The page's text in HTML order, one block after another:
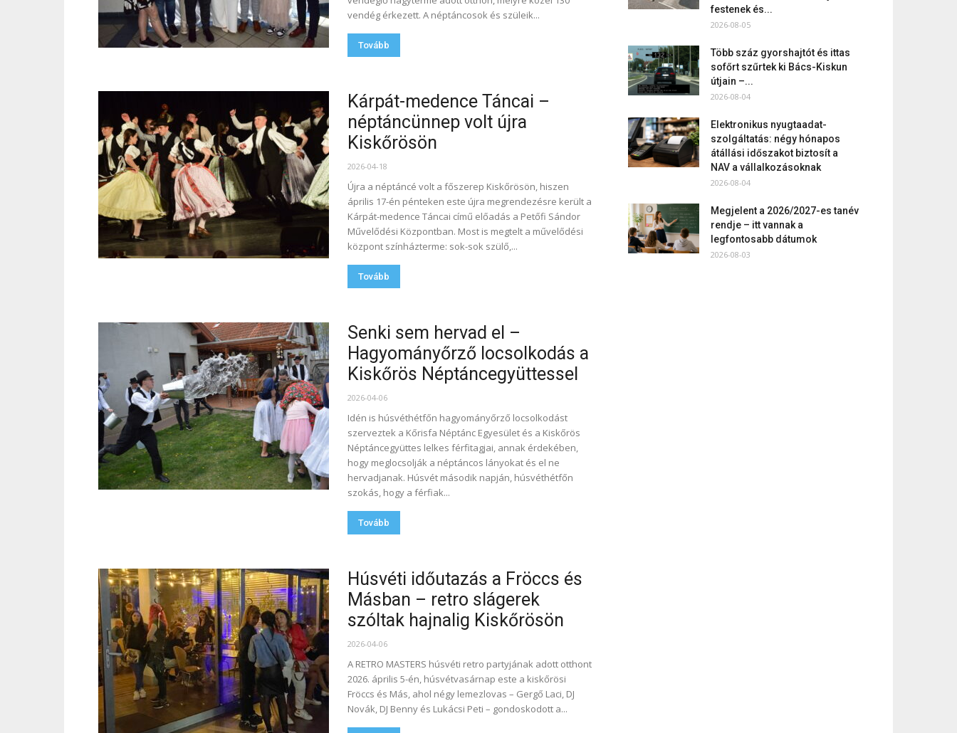
vendég érkezett. A néptáncosok és szüleik...
Tovább
Kárpát-medence Táncai –
néptáncünnep volt újra
Kiskőrösön
2026-04-18
Újra a néptáncé volt a főszerep Kiskőrösön, hiszen
április 17-én pénteken este újra megrendezésre került a
Kárpát-medence Táncai című előadás a Petőfi Sándor
Művelődési Központban. Most is megtelt a művelődési
központ színházterme: sok-sok szülő,...
Tovább
Senki sem hervad el –
Hagyományőrző locsolkodás a
Kiskőrös Néptáncegyüttessel
2026-04-06
Idén is húsvéthétfőn hagyományőrző locsolkodást
szerveztek a Kőrisfa Néptánc Egyesület és a Kiskőrös
Néptáncegyüttes lelkes férfitagjai, annak érdekében,
hogy meglocsolják a néptáncos lányokat és el ne
hervadjanak. Húsvét második napján, húsvéthétfőn
szokás, hogy a férfiak...
Tovább
Húsvéti időutazás a Fröccs és
Másban – retro slágerek
szóltak hajnalig Kiskőrösön
2026-04-06
A RETRO MASTERS húsvéti retro partyjának adott otthont
2026. április 5-én, húsvétvasárnap este a kiskőrösi
Fröccs és Más, ahol négy lemezlovas – Gergő Laci, DJ
Novák, DJ Benny és Lukácsi Peti – gondoskodott a...
festenek és...
2026-08-05
Több száz gyorshajtót és ittas
sofőrt szűrtek ki Bács-Kiskun
útjain –...
2026-08-04
Elektronikus nyugtaadat-
szolgáltatás: négy hónapos
átállási időszakot biztosít a
NAV a vállalkozásoknak
2026-08-04
Megjelent a 2026/2027-es tanév
rendje – itt vannak a
legfontosabb dátumok
2026-08-03